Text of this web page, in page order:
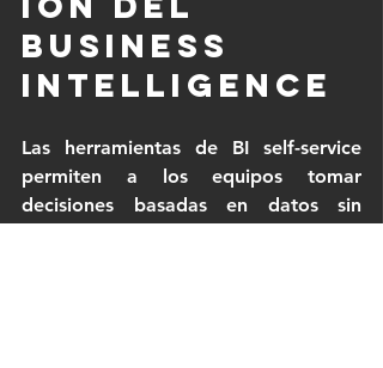
Business
Intelligence
Las herramientas de BI self-service
permiten a los equipos tomar
decisiones basadas en datos sin